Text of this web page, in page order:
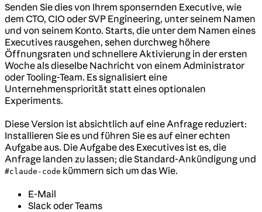
Senden Sie dies von Ihrem sponsernden Executive, wie
dem CTO, CIO oder SVP Engineering, unter seinem Namen
und von seinem Konto. Starts, die unter dem Namen eines
Executives rausgehen, sehen durchweg höhere
Öffnungsraten und schnellere Aktivierung in der ersten
Woche als dieselbe Nachricht von einem Administrator
oder Tooling-Team. Es signalisiert eine
Unternehmenspriorität statt eines optionalen
Experiments.
Diese Version ist absichtlich auf eine Anfrage reduziert:
Installieren Sie es und führen Sie es auf einer echten
Aufgabe aus. Die Aufgabe des Executives ist es, die
Anfrage landen zu lassen; die Standard-Ankündigung und
#claude-code kümmern sich um das Wie.
E-Mail
Slack oder Teams